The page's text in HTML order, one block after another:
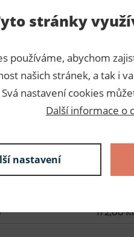
17,28 Kč s
172,80
172,80
172,80
stránky
používáme, abychom
našich stránek, a tak i
nastavení cookies
Další informace o
nastavení